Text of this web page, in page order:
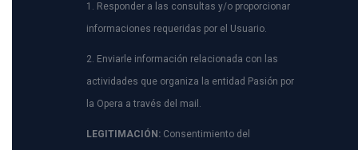
1. Responder a las consultas y/o proporcionar
informaciones requeridas por el Usuario.
2. Enviarle información relacionada con las
actividades que organiza la entidad Pasión por
la Opera a través del mail.
LEGITIMACIÓN:Consentimiento del